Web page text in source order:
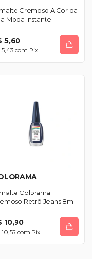
Cremoso A Cor da
Moda Instante
5,60
5,43 com Pix
Colorama
Retrô Jeans 8ml
10,90
10,57 com Pix